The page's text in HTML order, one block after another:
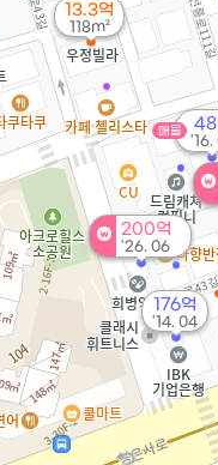
13.3억
118m²
48
'16.
매물
200억
'26. 06
176억
'14. 04